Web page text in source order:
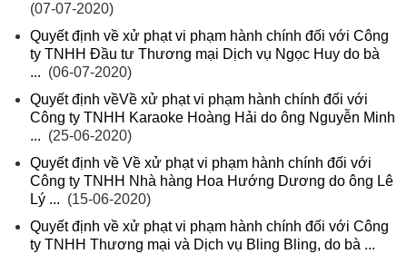
(07-07-2020)
Quyết định về xử phạt vi phạm hành chính đối với Công
ty TNHH Đầu tư Thương mại Dịch vụ Ngọc Huy do bà
... (06-07-2020)
Quyết định vềVề xử phạt vi phạm hành chính đối với
Công ty TNHH Karaoke Hoàng Hải do ông Nguyễn Minh
... (25-06-2020)
Quyết định về Về xử phạt vi phạm hành chính đối với
Công ty TNHH Nhà hàng Hoa Hướng Dương do ông Lê
Lý ... (15-06-2020)
Quyết định về xử phạt vi phạm hành chính đối với Công
ty TNHH Thương mại và Dịch vụ Bling Bling, do bà ...